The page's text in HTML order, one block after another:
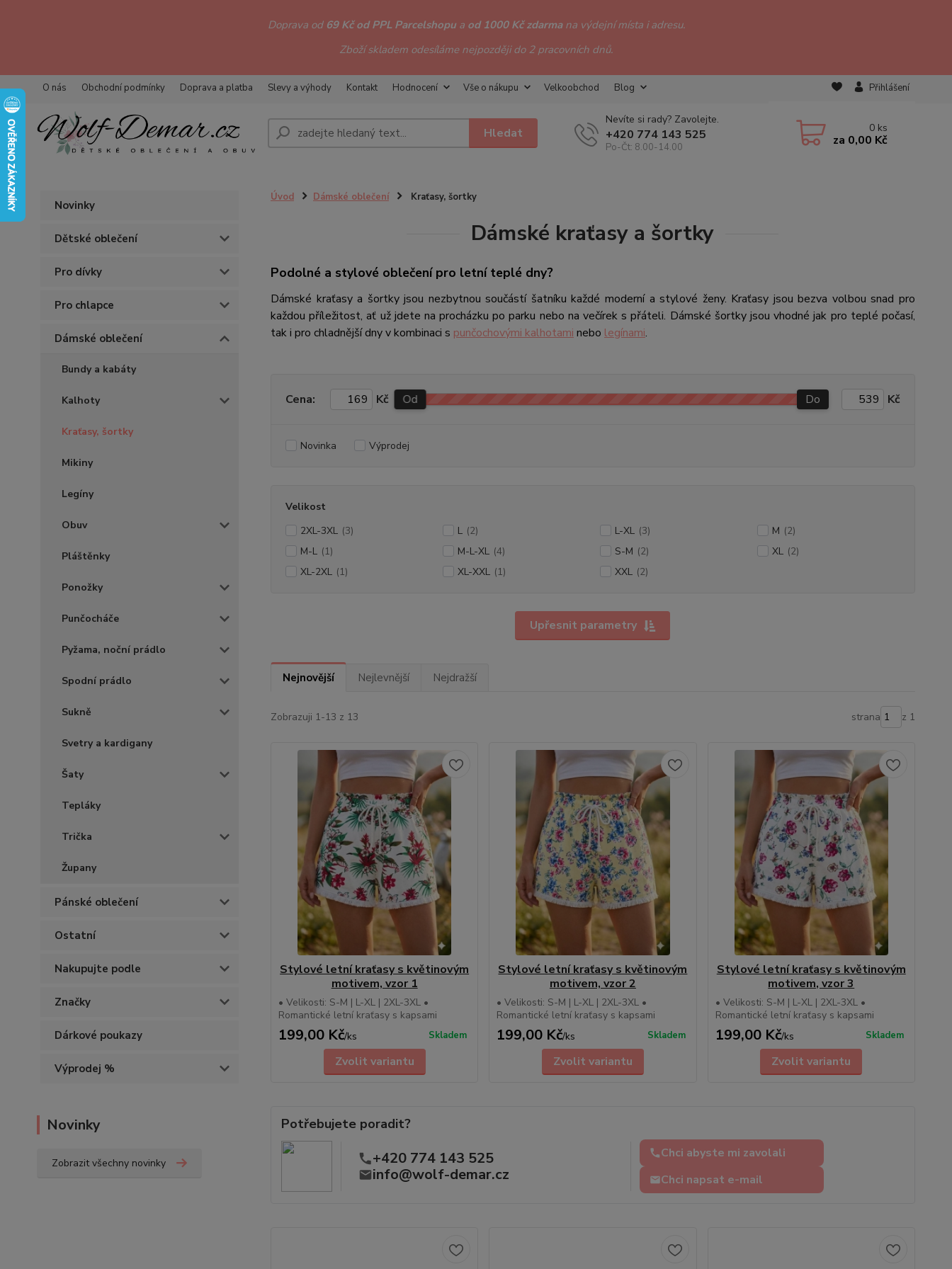
Doprava od 69 Kč od PPL Parcelshopua od 1000 Kč zdarma na výdejní místa i adresu.
Zboží skladem odesíláme nejpozději do 2 pracovních dnů.
O nás Obchodní podmínky Doprava a platba Slevy a výhody Kontakt Hodnocení Vše o nákupu Velkoobchod Blog Přihlášení
Hledat
Nevíte si rady? Zavolejte.
+420 774 143 525
Po-Čt: 8.00-14.00
0 ks
za 0,00 Kč
Novinky
Dětské oblečení
Pro dívky
Pro chlapce
Dámské oblečení
Bundy a kabáty
Kalhoty
Kraťasy, šortky
Mikiny
Legíny
Obuv
Pláštěnky
Ponožky
Punčocháče
Pyžama, noční prádlo
Spodní prádlo
Sukně
Svetry a kardigany
Šaty
Tepláky
Trička
Župany
Pánské oblečení
Ostatní
Nakupujte podle
Značky
Dárkové poukazy
Výprodej %
Novinky
Zobrazit všechny novinky
Úvod Dámské oblečení Kraťasy, šortky
Dámské kraťasy a šortky
Podolné a stylové oblečení pro letní teplé dny?
Dámské kraťasy a šortky jsou nezbytnou součástí šatníku každé moderní a stylové ženy. Kraťasy jsou bezva volbou snad pro
každou příležitost, ať už jdete na procházku po parku nebo na večírek s přáteli. Dámské šortky jsou vhodné jak pro teplé počasí,
tak i pro chladnější dny v kombinaci s punčochovými kalhotami nebo legínami.
Upřesnit parametry
Cena: Kč Od Do Kč
Novinka Výprodej
Velikost
2XL-3XL (3) L (2) L-XL (3) M (2)
M-L (1) M-L-XL (4) S-M (2) XL (2)
XL-2XL (1) XL-XXL (1) XXL (2)
Nejnovější Nejlevnější Nejdražší
Zobrazuji 1-13 z 13 strana z 1
Stylové letní kraťasy s květinovým
motivem, vzor 1
• Velikosti: S-M | L-XL | 2XL-3XL •
Romantické letní kraťasy s kapsami
199,00 Kč/ks Skladem
Zvolit variantu
Stylové letní kraťasy s květinovým
motivem, vzor 2
• Velikosti: S-M | L-XL | 2XL-3XL •
Romantické letní kraťasy s kapsami
199,00 Kč/ks Skladem
Zvolit variantu
Stylové letní kraťasy s květinovým
motivem, vzor 3
• Velikosti: S-M | L-XL | 2XL-3XL •
Romantické letní kraťasy s kapsami
199,00 Kč/ks Skladem
Zvolit variantu
Potřebujete poradit?
+420 774 143 525
info@wolf-demar.cz
Chci abyste mi zavolali
Chci napsat e-mail